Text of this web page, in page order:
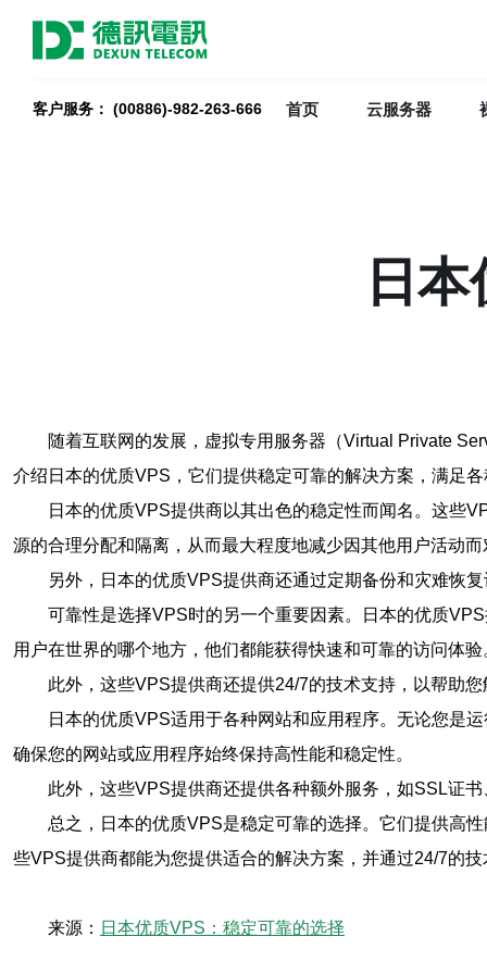
客户服务： (00886)-982-263-666 首页 云服务器
日
随着互联网的发展，虚拟专用服务器（Virtual Private
介绍日本的优质VPS，它们提供稳定可靠的解决方案，满足
日本的优质VPS提供商以其出色的稳定性而闻名。这些
源的合理分配和隔离，从而最大程度地减少因其他用户活动
另外，日本的优质VPS提供商还通过定期备份和灾难恢
可靠性是选择VPS时的另一个重要因素。日本的优质
用户在世界的哪个地方，他们都能获得快速和可靠的访问体验
此外，这些VPS提供商还提供24/7的技术支持，以帮助
日本的优质VPS适用于各种网站和应用程序。无论您是
确保您的网站或应用程序始终保持高性能和稳定性。
此外，这些VPS提供商还提供各种额外服务，如SSL证
总之，日本的优质VPS是稳定可靠的选择。它们提供高
些VPS提供商都能为您提供适合的解决方案，并通过24/7的
来源： 日本优质VPS：稳定可靠的选择